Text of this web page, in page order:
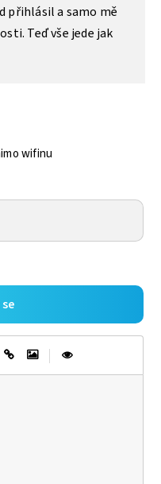
přihlásil a samo mě
Teď vše jede jak
wifinu